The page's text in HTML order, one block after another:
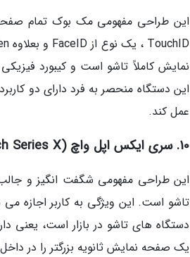
این طراحی مفهومی مک بوک تمام صفحه
نمایش کاملاً تاشو است و کیبورد
این دستگاه منحصر به فرد دارای دو
عمل کند.
10. سری ایکس اپل واچ (Apple Watch Series X)
این طراحی مفهومی شگفت انگیز و
تاشو است. این ویژگی به کاربر اجازه
دستگاه های تاشو در بازار است، یعنی
یک صفحه نمایش ثانویه بزرگتر را در